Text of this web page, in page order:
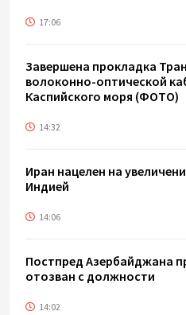
17:06
Завершена прокладка
волоконно-оптической
Каспийского моря (ФОТО)
14:32
Иран нацелен на
Индией
14:06
Постпред Азербайджана
отозван с должности
14:02